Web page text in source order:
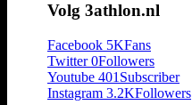
Volg 3athlon.nl
Facebook 5KFans
Twitter 0Followers
Youtube 401 Subscriber
Instagram 3.2KFollowers